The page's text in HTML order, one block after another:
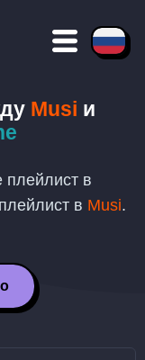
Musi и
плейлист в
в Musi.